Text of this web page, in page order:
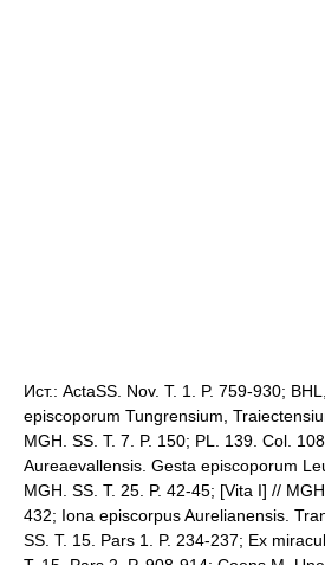
Ист.: ActaSS. Nov. T. 1. P. 759-930;
episcoporum Tungrensium,
MGH. SS. T. 7. P. 150; PL. 139. Col.
Aureaevallensis. Gesta episcoporum
MGH. SS. T. 25. P. 42-45; [Vita I] //
432; Iona episcorpus Aurelianensis.
SS. T. 15. Pars 1. P. 234-237; Ex